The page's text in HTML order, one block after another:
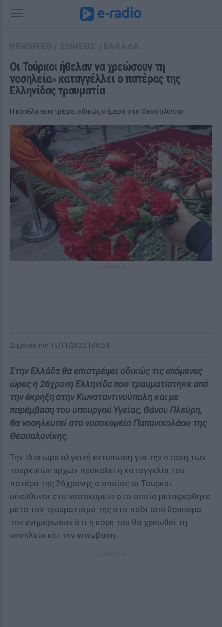
Οι Τούρκοι ήθελαν να χρεώσουν τη
νοσηλεία» καταγγέλλει ο πατέρας της
Ελληνίδας τραυματία
Η κοπέλα επιστρέφει οδικώς σήμερα στη Θεσσαλονίκη
Δημοσίευση 15/11/2022 | 09:54
Στην Ελλάδα θα επιστρέψει οδικώς τις επόμενες
ώρες η 26χρονη Ελληνίδα που τραυματίστηκε από
την έκρηξη στην Κωνσταντινούπολη και με
παρέμβαση του υπουργού Υγείας, Θάνου Πλεύρη,
θα νοσηλευτεί στο νοσοκομείο Παπανικολάου της
Θεσσαλονίκης.
Την ίδια ώρα αλγεινή εντύπωση για την στάση των
τουρκικών αρχών προκαλεί η καταγγελία του
πατέρα της 26χρονης ο οποίος οι Τούρκοι
υπεύθυνοι στο νοσοκομείο στο οποίο μεταφέρθηκε
μετά τον τραυματισμό της στο πόδι από θραύσμα
τον ενημέρωσαν ότι η κόρη του θα χρεωθεί τη
νοσηλεία και την επέμβαση.